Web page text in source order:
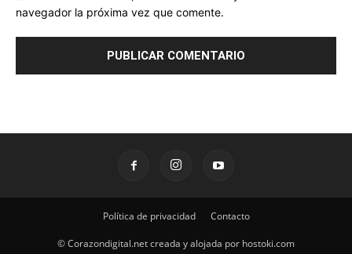
navegador la próxima vez que comente.
Política de privacidad Contacto
© Corazondigital.net creada y alojada por hostoki.com